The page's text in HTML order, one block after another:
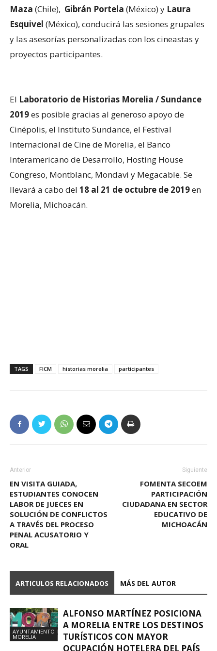
Maza (Chile), Gibrán Portela (México) y Laura
Esquivel (México), conducirá las sesiones grupales
y las asesorías personalizadas con los cineastas y
proyectos participantes.
El Laboratorio de Historias Morelia / Sundance
2019es posible gracias al generoso apoyo de
Cinépolis, el Instituto Sundance, el Festival
Internacional de Cine de Morelia, el Banco
Interamericano de Desarrollo, Hosting House
Congreso, Montblanc, Mondavi y Megacable. Se
llevará a cabo del 18 al 21 de octubre de 2019en
Morelia, Michoacán.
TAGS FICM historias morelia participantes
Anterior
EN VISITA GUIADA,
ESTUDIANTES CONOCEN
LABOR DE JUECES EN
SOLUCIÓN DE CONFLICTOS
A TRAVÉS DEL PROCESO
PENAL ACUSATORIO Y
ORAL
Siguiente
FOMENTA SECOEM
PARTICIPACIÓN
CIUDADANA EN SECTOR
EDUCATIVO DE
MICHOACÁN
ARTICULOS RELACIONADOS MÁS DEL AUTOR
AYUNTAMIENTO
MORELIA
ALFONSO MARTÍNEZ POSICIONA
A MORELIA ENTRE LOS DESTINOS
TURÍSTICOS CON MAYOR
OCUPACIÓN HOTELERA DEL PAÍS